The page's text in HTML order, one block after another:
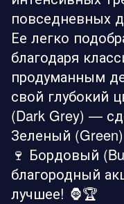
повседневных
Ее легко
благодаря
продуманным
свой глубокий
(Dark Grey) —
Зеленый
🍷 Бордовый
благородный
лучшее! 🦍🏆